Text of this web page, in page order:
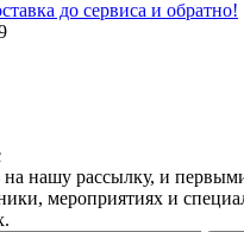
до сервиса и обратно!
нашу рассылку, и
мероприятиях и